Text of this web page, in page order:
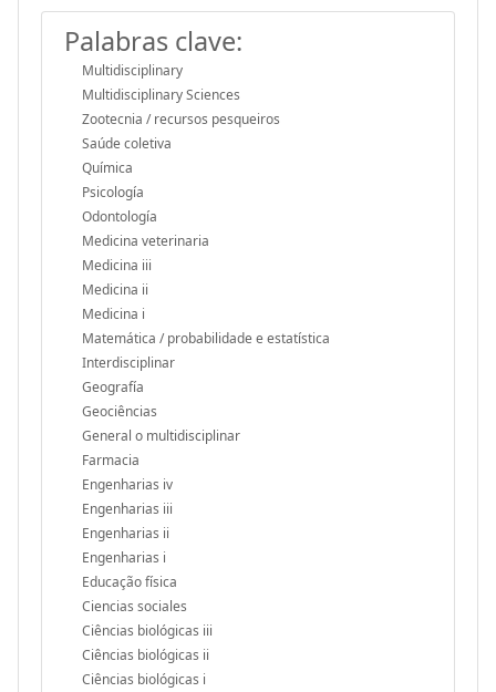
Palabras clave:
Multidisciplinary
Multidisciplinary Sciences
Zootecnia / recursos pesqueiros
Saúde coletiva
Química
Psicología
Odontología
Medicina veterinaria
Medicina iii
Medicina ii
Medicina i
Matemática / probabilidade e estatística
Interdisciplinar
Geografía
Geociências
General o multidisciplinar
Farmacia
Engenharias iv
Engenharias iii
Engenharias ii
Engenharias i
Educação física
Ciencias sociales
Ciências biológicas iii
Ciências biológicas ii
Ciências biológicas i